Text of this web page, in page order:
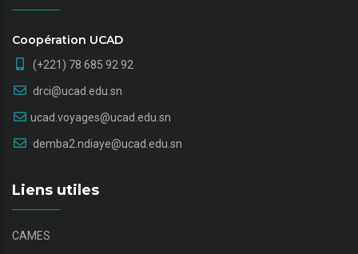
Coopération UCAD
(+221) 78 685 92 92
drci@ucad.edu.sn
ucad.voyages@ucad.edu.sn
demba2.ndiaye@ucad.edu.sn
Liens utiles
CAMES